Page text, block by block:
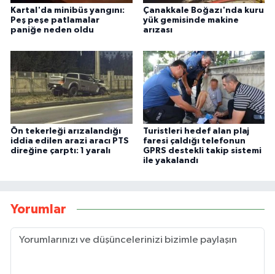
Kartal'da minibüs yangını:
Peş peşe patlamalar
paniğe neden oldu
Çanakkale Boğazı'nda kuru
yük gemisinde makine
arızası
Ön tekerleği arızalandığı
iddia edilen arazi aracı PTS
direğine çarptı: 1 yaralı
Turistleri hedef alan plaj
faresi çaldığı telefonun
GPRS destekli takip sistemi
ile yakalandı
Yorumlar